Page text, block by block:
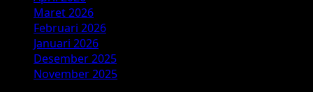
Maret 2026
Februari 2026
Januari 2026
Desember 2025
November 2025